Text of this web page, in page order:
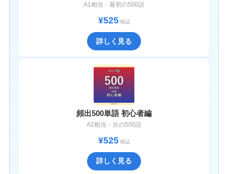
A1相当・最初の500語
¥525税込
詳しく見る
頻出500単語 初心者編
A2相当・次の500語
¥525税込
詳しく見る